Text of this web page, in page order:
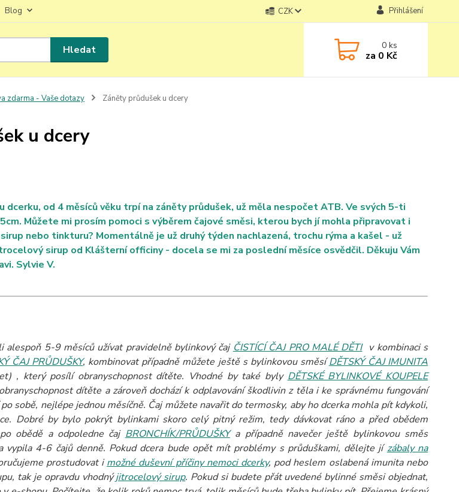
Blog CZK Přihlášení
Hledat 0ks
za 0 Kč
zdarma - Vaše dotazy Záněty průdušek u dcery
u dcery
od 4 měsíců věku trpí na záněty průdušek, už měla nespočet ATB. Ve svých 5-ti
Můžete mi prosím pomoci s výběrem čajové směsi, kterou bych jí mohla připravovat i
nebo tinkturu? Momentálně je už druhý týden nachlazená, trochu rýma a kašel - už
sirup od Klášterní officiny - docela se mi za poslední měsíce osvědčil. Děkuju Vám
Sylvie V.
alespoň 5-9 měsíců užívat pravidelně bylinkový čaj ČISTÍCÍ ČAJ PRO MALÉ DĚTIv kombinaci s
ČAJ PRŮDUŠKY, kombinovat případně můžete ještě s bylinkovou směsíDĚTSKÝ ČAJ IMUNITA
, který posílí obranyschopnost dítěte. Vhodné by také byly DĚTSKÉ BYLINKOVÉ KOUPELE
dítěte a zároveň dochází k odplavování škodlivin z těla i ke správnému fungování
sobě, nejlépe jednou měsíčně. Čaj můžete navařit do termosky, aby ho dcerka mohla pít kdykoli,
Dobré by bylo pokrýt bylinkami skoro celý pitný režim, tedy dávkovat ráno a před obědem
obědě a odpoledne čaj BRONCHÍK/PRŮDUŠKYa případně navečer ještě bylinkovou směs
vypila 4-6 čajů denně. Pokud dcera bude opět mít problémy s průduškami, dělejte jí zábaly na
prostudovat imožné duševní příčiny nemoci dcerky, pod heslem oslabená imunita nebo
tak je opravdu vhodnýjitrocelový sirup. Pokud si budete přát uvedené bylinné směsi objednat,